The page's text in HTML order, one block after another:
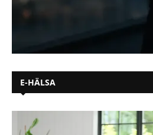
E-HÄLSA